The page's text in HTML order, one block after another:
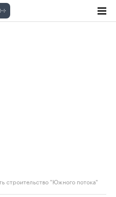
строительство "Южного потока"